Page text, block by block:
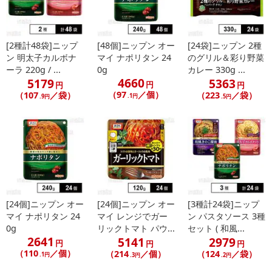
[2種計48袋]ニップ
ン 明太子カルボナ
ーラ 220g / ...
5179円
（107.9円／袋）
[48個]ニップン オー
マイ ナポリタン 24
0g
4660円
（97.1円／個）
[24袋]ニップン 2種
のグリル＆彩り野菜
カレー 330g ...
5363円
（223.5円／袋）
[24個]ニップン オー
マイ ナポリタン 24
0g
2641 円
（110 .1円／個）
[24個]ニップン オー
マイ レンジでガー
リックトマト パウ...
5141 円
（214 .3円 ／個）
[3種計24袋]ニップ
ン パスタソース 3種
セット ( 和風...
2979円
（124 .2円 ／袋）